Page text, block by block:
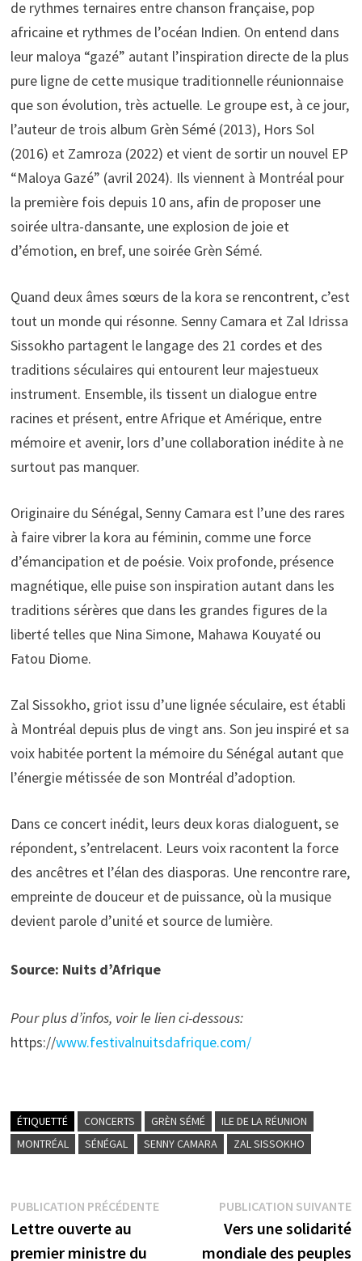
de rythmes ternaires entre chanson française, pop
africaine et rythmes de l’océan Indien. On entend dans
leur maloya “gazé” autant l’inspiration directe de la plus
pure ligne de cette musique traditionnelle réunionnaise
que son évolution, très actuelle. Le groupe est, à ce jour,
l’auteur de trois album Grèn Sémé (2013), Hors Sol
(2016) et Zamroza (2022) et vient de sortir un nouvel EP
“Maloya Gazé” (avril 2024). Ils viennent à Montréal pour
la première fois depuis 10 ans, afin de proposer une
soirée ultra-dansante, une explosion de joie et
d’émotion, en bref, une soirée Grèn Sémé.
Quand deux âmes sœurs de la kora se rencontrent, c’est
tout un monde qui résonne. Senny Camara et Zal Idrissa
Sissokho partagent le langage des 21 cordes et des
traditions séculaires qui entourent leur majestueux
instrument. Ensemble, ils tissent un dialogue entre
racines et présent, entre Afrique et Amérique, entre
mémoire et avenir, lors d’une collaboration inédite à ne
surtout pas manquer.
Originaire du Sénégal, Senny Camara est l’une des rares
à faire vibrer la kora au féminin, comme une force
d’émancipation et de poésie. Voix profonde, présence
magnétique, elle puise son inspiration autant dans les
traditions sérères que dans les grandes figures de la
liberté telles que Nina Simone, Mahawa Kouyaté ou
Fatou Diome.
Zal Sissokho, griot issu d’une lignée séculaire, est établi
à Montréal depuis plus de vingt ans. Son jeu inspiré et sa
voix habitée portent la mémoire du Sénégal autant que
l’énergie métissée de son Montréal d’adoption.
Dans ce concert inédit, leurs deux koras dialoguent, se
répondent, s’entrelacent. Leurs voix racontent la force
des ancêtres et l’élan des diasporas. Une rencontre rare,
empreinte de douceur et de puissance, où la musique
devient parole d’unité et source de lumière.
Source: Nuits d’Afrique
Pour plus d’infos, voir le lien ci-dessous:
https://www.festivalnuitsdafrique.com/
ÉTIQUETTÉ CONCERTS GRÈN SÉMÉ
ILE DE LA RÉUNION
MONTRÉAL
SÉNÉGAL SENNY CAMARA ZAL SISSOKHO
Navigation
de
PUBLICATION PRÉCÉDENTEPublication
précédente :
Lettre ouverte au
premier ministre du
PUBLICATION SUIVANTE
Vers une solidarité
mondiale des peuples